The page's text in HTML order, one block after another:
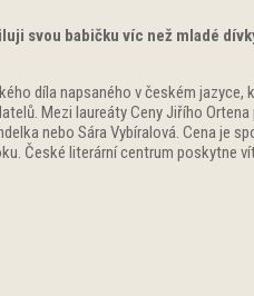
svou babičku víc než mladé
díla napsaného v českém jazyce,
Mezi laureáty Ceny Jiřího
nebo Sára Vybíralová. Cena je
České literární centrum poskytne